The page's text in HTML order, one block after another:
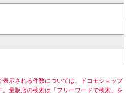
表示される件数については、ドコモショップ
量販店の検索は「フリーワードで検索」を